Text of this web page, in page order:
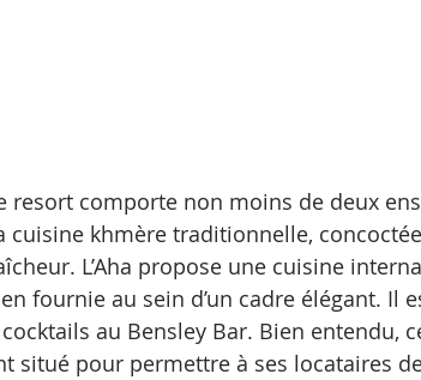
resort comporte non moins de deux
cuisine khmère traditionnelle,
L’Aha propose une cuisine
fournie au sein d’un cadre élégant. Il
au Bensley Bar. Bien entendu,
situé pour permettre à ses locataires